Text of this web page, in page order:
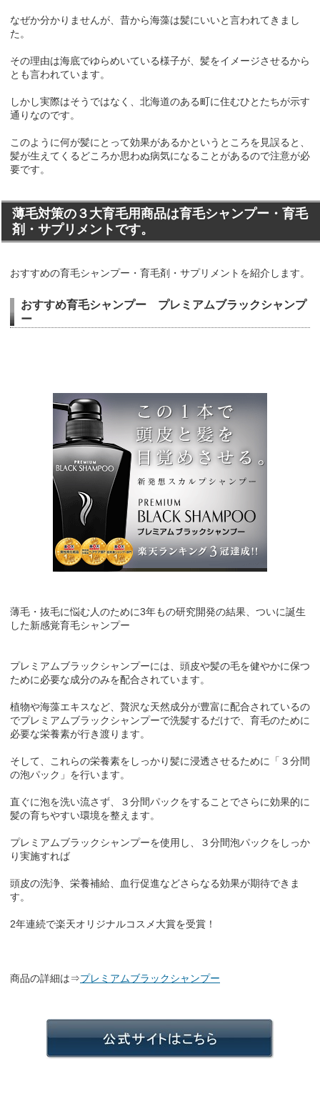
なぜか分かりませんが、昔から海藻は髪にいいと言われてきまし
た。
その理由は海底でゆらめいている様子が、髪をイメージさせるから
とも言われています。
しかし実際はそうではなく、北海道のある町に住むひとたちが示す
通りなのです。
このように何が髪にとって効果があるかというところを見誤ると、
髪が生えてくるどころか思わぬ病気になることがあるので注意が必
要です。
薄毛対策の３大育毛用商品は育毛シャンプー・育毛
剤・サプリメントです。
おすすめの育毛シャンプー・育毛剤・サプリメントを紹介します。
おすすめ育毛シャンプー プレミアムブラックシャンプ
ー
薄毛・抜毛に悩む人のために3年もの研究開発の結果、ついに誕生
した新感覚育毛シャンプー
プレミアムブラックシャンプーには、頭皮や髪の毛を健やかに保つ
ために必要な成分のみを配合されています。
植物や海藻エキスなど、贅沢な天然成分が豊富に配合されているの
でプレミアムブラックシャンプーで洗髪するだけで、育毛のために
必要な栄養素が行き渡ります。
そして、これらの栄養素をしっかり髪に浸透させるために「３分間
の泡パック」を行います。
直ぐに泡を洗い流さず、３分間パックをすることでさらに効果的に
髪の育ちやすい環境を整えます。
プレミアムブラックシャンプーを使用し、３分間泡パックをしっか
り実施すれば
頭皮の洗浄、栄養補給、血行促進などさらなる効果が期待できま
す。
2年連続で楽天オリジナルコスメ大賞を受賞！
商品の詳細は⇒プレミアムブラックシャンプー